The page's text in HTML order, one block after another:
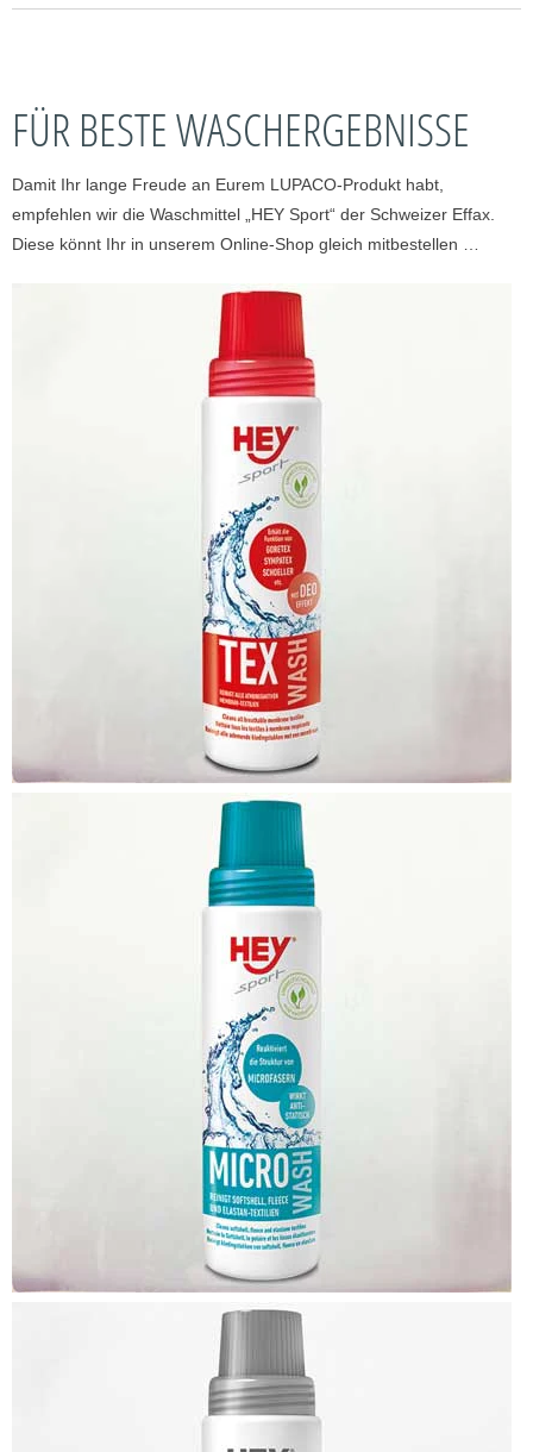
FÜR BESTE WASCHERGEBNISSE
Damit Ihr lange Freude an Eurem LUPACO-Produkt habt,
empfehlen wir die Waschmittel „HEY Sport“ der Schweizer Effax.
Diese könnt Ihr in unserem Online-Shop gleich mitbestellen …